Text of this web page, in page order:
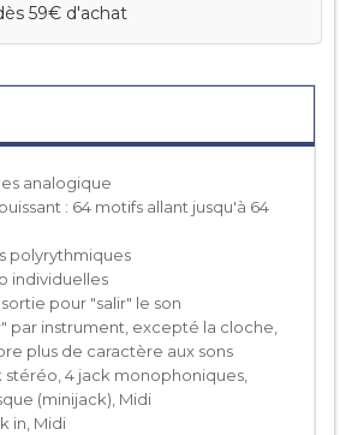
59€ d'achat
analogique
: 64 motifs allant jusqu'à 64
polyrythmiques
individuelles
pour "salir" le son
par instrument, excepté la cloche,
plus de caractère aux sons
stéréo, 4 jack monophoniques,
(minijack), Midi
in, Midi